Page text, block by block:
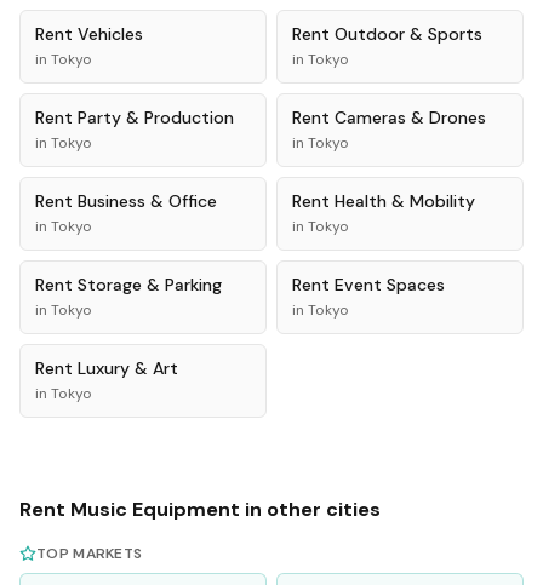
Rent Vehicles
in Tokyo
Rent Outdoor & Sports
in Tokyo
Rent Party & Production
in Tokyo
Rent Cameras & Drones
in Tokyo
Rent Business & Office
in Tokyo
Rent Health & Mobility
in Tokyo
Rent Storage & Parking
in Tokyo
Rent Event Spaces
in Tokyo
Rent Luxury & Art
in Tokyo
Rent Music Equipment in other cities
TOP MARKETS